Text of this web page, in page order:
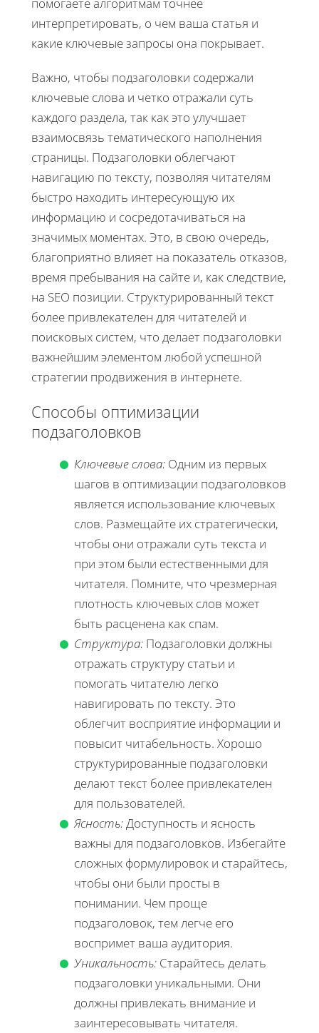
интерпретировать, о чем ваша статья и
какие ключевые запросы она покрывает.
Важно, чтобы подзаголовки содержали
ключевые слова и четко отражали суть
каждого раздела, так как это улучшает
взаимосвязь тематического наполнения
страницы. Подзаголовки облегчают
навигацию по тексту, позволяя читателям
быстро находить интересующую их
информацию и сосредотачиваться на
значимых моментах. Это, в свою очередь,
благоприятно влияет на показатель отказов,
время пребывания на сайте и, как следствие,
на SEO позиции. Структурированный текст
более привлекателен для читателей и
поисковых систем, что делает подзаголовки
важнейшим элементом любой успешной
стратегии продвижения в интернете.
Способы оптимизации
подзаголовков
Ключевые слова: Одним из первых
шагов в оптимизации подзаголовков
является использование ключевых
слов. Размещайте их стратегически,
чтобы они отражали суть текста и
при этом были естественными для
читателя. Помните, что чрезмерная
плотность ключевых слов может
быть расценена как спам.
Структура: Подзаголовки должны
отражать структуру статьи и
помогать читателю легко
навигировать по тексту. Это
облегчит восприятие информации и
повысит читабельность. Хорошо
структурированные подзаголовки
делают текст более привлекателен
для пользователей.
Ясность:Доступность и ясность
важны для подзаголовков. Избегайте
сложных формулировок и старайтесь,
чтобы они были просты в
понимании. Чем проще
подзаголовок, тем легче его
воспримет ваша аудитория.
Уникальность: Старайтесь делать
подзаголовки уникальными. Они
должны привлекать внимание и
заинтересовывать читателя.